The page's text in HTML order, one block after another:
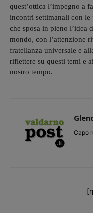
quest’ottica l’impegno a
incontri settimanali con le
che sposa in pieno l’idea
mondo, con l’attenzione
fratellanza universale e
riflettere su questi temi e
nostro tempo.
Capo